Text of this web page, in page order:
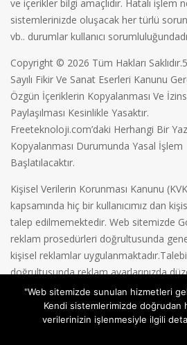
ve içerikler bilgi amaçlıdır. Hatalı işlem
sistemlerinizde oluşacak her türlü
vb.. durumlar kullanıcı
Copyright © 2026 Tüm Hakları
Sayılı Fikir Ve Sanat Eserleri Kanunu
Özgün İçeriklerin Kopyalanması Ve
Paylaşılması Kesinlikle Yasaktır.
Freeteknoloji.com’daki Herhangi Bir
Kopyalanması Durumunda Yasal İşlem
Başlatılacaktır.
Kişisel Verilerin Korunması Kanunu
kapsamında hiç bir kullanıcımız dan
talep edilmemektedir. Web sitemizde
reklam prosedürleri doğrultusunda
kişisel reklamlar
doğrultusunda reklam ayarlarınızda
yapabilirsiniz.Gizlilik Politikamız
"Web sitemizde sunulan hizmetleri
Kendi sistemlerimizde doğrudan
verilerinizin işlenmesiyle ilgili